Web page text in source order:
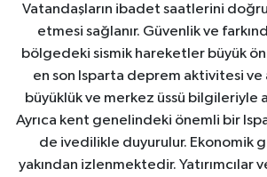
Vatandaşların ibadet saatlerini
etmesi sağlanır. Güvenlik ve
bölgedeki sismik hareketler büyük
en son Isparta deprem aktivitesi ve
büyüklük ve merkez üssü bilgileriyle
Ayrıca kent genelindeki önemli bir
de ivedilikle duyurulur. Ekonomik
yakından izlenmektedir. Yatırımcılar